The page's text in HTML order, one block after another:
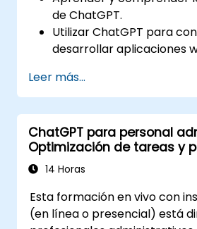
de ChatGPT.
Utilizar ChatGPT para
desarrollar aplicaciones
ChatGPT y sus
real.
Leer más...
ChatGPT para personal
Optimización de tareas y
14 Horas
Esta formación en vivo con
(en línea o presencial) está